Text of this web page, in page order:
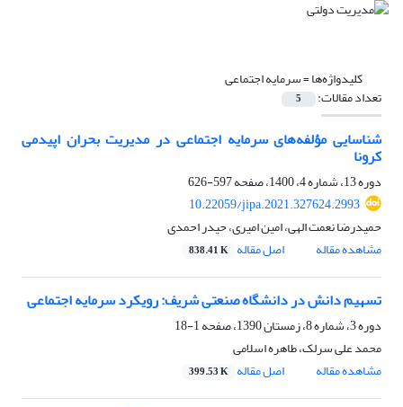
کلیدواژه‌ها =سرمایه اجتماعی
تعداد مقالات: 5
شناسایی مؤلفه‌های سرمایه اجتماعی در مدیریت بحران اپیدمی
کرونا
دوره 13، شماره 4، 1400، صفحه
597-626
10.22059/jipa.2021.327624.2993
حمیدرضا نعمت الهی، امین امیری، حیدر احمدی
مشاهده مقاله
اصل مقاله 838.41 K
تسهیم دانش در دانشگاه صنعتی شریف: رویکرد سرمایه اجتماعی
دوره 3، شماره 8، زمستان 1390، صفحه
1-18
محمد علی سرلک، طاهره اسلامی
مشاهده مقاله
اصل مقاله 399.53 K